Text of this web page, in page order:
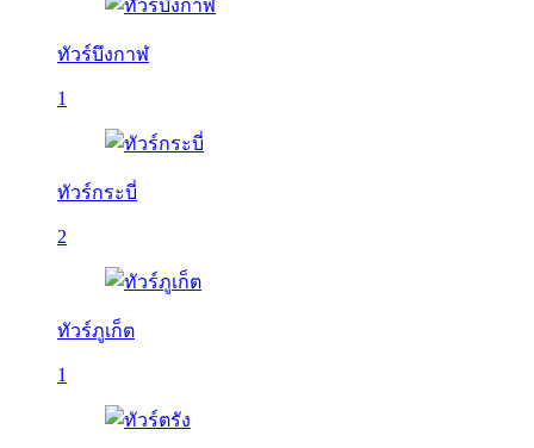
ทัวร์บึงกาฬ
1
ทัวร์กระบี่
2
ทัวร์ภูเก็ต
1